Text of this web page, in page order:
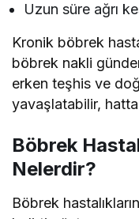
Uzun süre ağrı
Kronik böbrek
böbrek nakli
erken teşhis ve
yavaşlatabilir,
Böbrek
Nelerdir?
Böbrek